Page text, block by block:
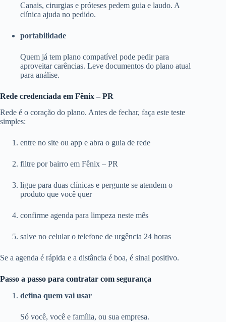
Canais, cirurgias e próteses pedem guia e laudo. A
clínica ajuda no pedido.
portabilidade
Quem já tem plano compatível pode pedir para
aproveitar carências. Leve documentos do plano atual
para análise.
Rede credenciada em Fênix – PR
Rede é o coração do plano. Antes de fechar, faça este teste
simples:
entre no site ou app e abra o guia de rede
filtre por bairro em Fênix – PR
ligue para duas clínicas e pergunte se atendem o
produto que você quer
confirme agenda para limpeza neste mês
salve no celular o telefone de urgência 24 horas
Se a agenda é rápida e a distância é boa, é sinal positivo.
Passo a passo para contratar com segurança
defina quem vai usar
Só você, você e família, ou sua empresa.